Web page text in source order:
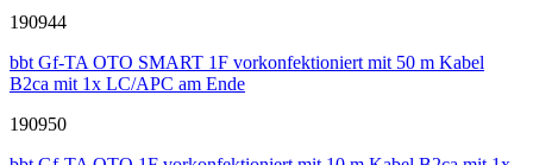
190944
bbt Gf-TA OTO SMART 1F vorkonfektioniert mit 50 m Kabel
B2ca mit 1x LC/APC am Ende
190950